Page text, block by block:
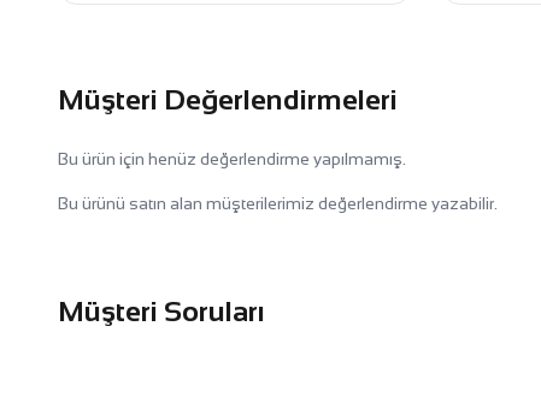
Müşteri Değerlendirmeleri
Bu ürün için henüz değerlendirme yapılmamış.
Bu ürünü satın alan müşterilerimiz değerlendirme yazabilir.
Müşteri Soruları